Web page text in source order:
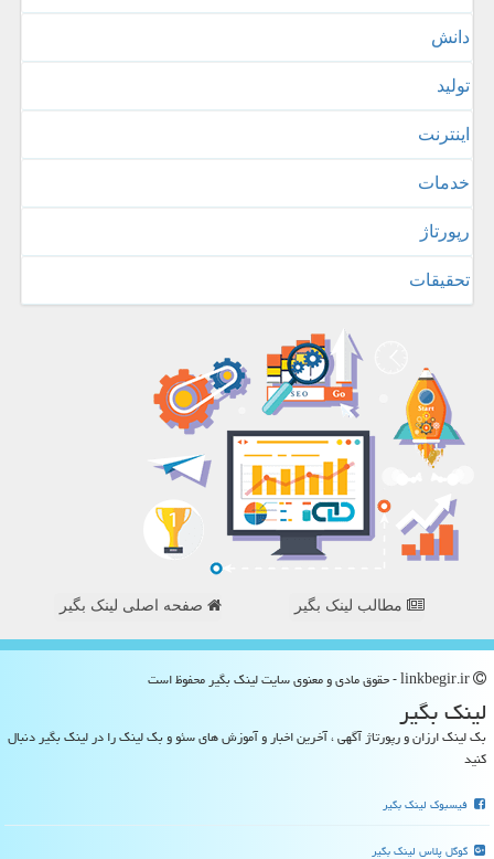
دانش
تولید
اینترنت
خدمات
رپورتاژ
تحقیقات
مطالب لینک بگیر صفحه اصلی لینک بگیر
لینك بگیر
بک لینک ارزان و رپورتاژ آگهی ، آخرین اخبار و آموزش های سئو و بک لینک را در لینک بگیر دنبال
کنید
فیسبوک لینک بگیر
گوگل پلاس لینک بگیر